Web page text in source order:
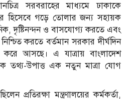
সরবরাহের মাধ্যমে ঢাকাকে
হিসেবে গড়ে তোলার জন্য সহায়ক
দৃষ্টিনন্দন ও বাসযোগ্য করতে এবং
করতে বর্তমান সরকার দীর্ঘদিন
করে আসছে। এ যাত্রায় বাংলাদেশ
তথ্য-উপাত্ত এক নতুন মাত্রা যোগ
প্রতিরক্ষা মন্ত্রণালয়ের কর্মকর্তা,